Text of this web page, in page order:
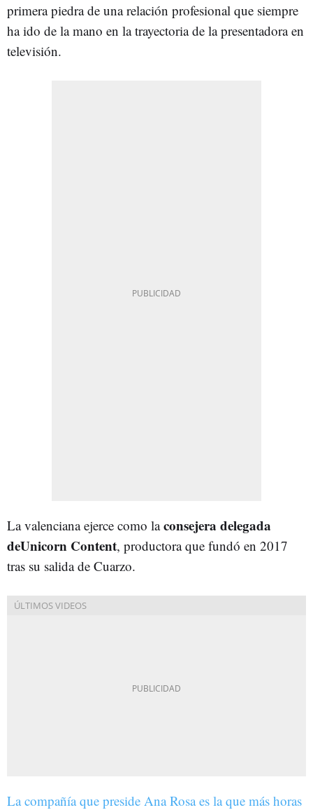
primera piedra de una relación profesional que siempre
ha ido de la mano en la trayectoria de la presentadora en
televisión.
La valenciana ejerce como laconsejera delegada
deUnicorn Content, productora que fundó en 2017
tras su salida de Cuarzo.
La compañía que preside Ana Rosa es la que más horas